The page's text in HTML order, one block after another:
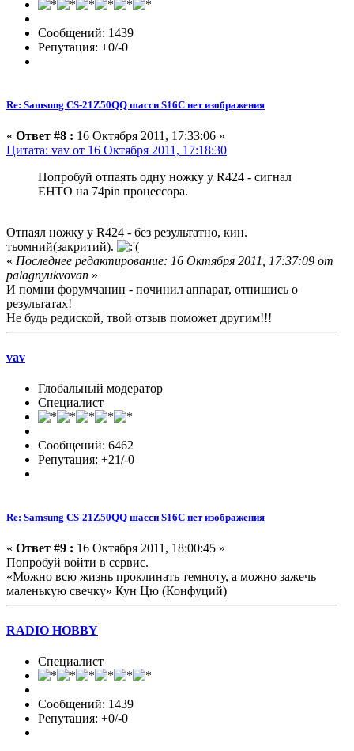
Сообщений: 1439
Репутация: +0/-0
Re: Samsung CS-21Z50QQ шасси S16C нет изображения
« Ответ #8 : 16 Октября 2011, 17:33:06 »
Цитата: vav от 16 Октября 2011, 17:18:30
Попробуй отпаять одну ножку у R424 - сигнал
EHTO на 74pin процессора.
Отпаял ножку у R424 - без результатно, кин.
тьомний(закритий).
« Последнее редактирование: 16 Октября 2011, 17:37:09 от
palagnyukvovan »
И помни форумчанин - починил аппарат, отпишись о
результатах!
Не будь редиской, твой отзыв поможет другим!!!
vav
Глобальный модератор
Специалист
Сообщений: 6462
Репутация: +21/-0
Re: Samsung CS-21Z50QQ шасси S16C нет изображения
« Ответ #9 : 16 Октября 2011, 18:00:45 »
Попробуй войти в сервис.
«Можно всю жизнь проклинать темноту, а можно зажечь
маленькую свечку» Кун Цю (Конфуций)
RADIO HOBBY
Специалист
Сообщений: 1439
Репутация: +0/-0